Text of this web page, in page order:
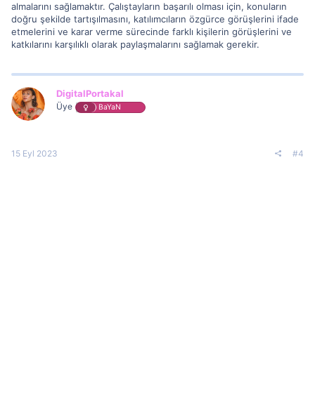
almalarını sağlamaktır. Çalıştayların başarılı olması için, konuların
doğru şekilde tartışılmasını, katılımcıların özgürce görüşlerini ifade
etmelerini ve karar verme sürecinde farklı kişilerin görüşlerini ve
katkılarını karşılıklı olarak paylaşmalarını sağlamak gerekir.
DigitalPortakal
Üye BaYaN
15 Eyl 2023 #4